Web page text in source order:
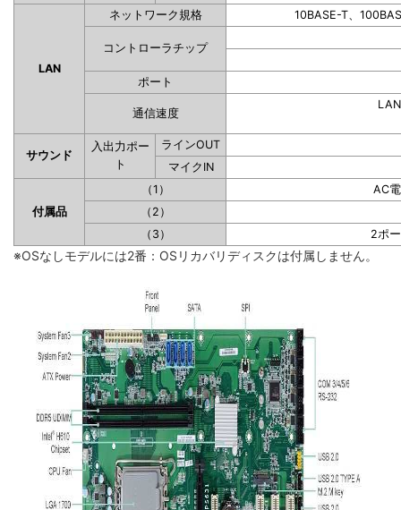
LAN
ネットワーク規格 10BASE-T、
コントローラチップ
ポート
通信速度
サウンド
入出力ポー
ト
ラインOUT
マイクIN
付属品
（1）
AC
（2）
（3）
2ポ
※OSなしモデルには2番：OSリカバリディスクは付属しません。